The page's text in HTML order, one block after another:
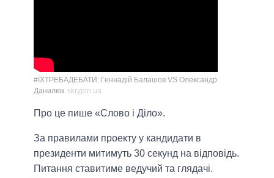
#ЇХТРЕБАДЕБАТИ: Геннадій Балашов VS Олександр
Данилюк skrypin.ua
Про це пише «Слово і Діло».
За правилами проекту у кандидати в
президенти митимуть 30 секунд на відповідь.
Питання ставитиме ведучий та глядачі.